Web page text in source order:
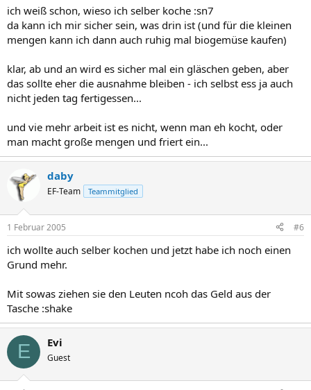
ich weiß schon, wieso ich selber koche :sn7
da kann ich mir sicher sein, was drin ist (und für die kleinen
mengen kann ich dann auch ruhig mal biogemüse kaufen)
klar, ab und an wird es sicher mal ein gläschen geben, aber
das sollte eher die ausnahme bleiben - ich selbst ess ja auch
nicht jeden tag fertigessen...
und vie mehr arbeit ist es nicht, wenn man eh kocht, oder
man macht große mengen und friert ein...
daby
EF-Team Teammitglied
1 Februar 2005 #6
ich wollte auch selber kochen und jetzt habe ich noch einen
Grund mehr.
Mit sowas ziehen sie den Leuten ncoh das Geld aus der
Tasche :shake
E Evi
Guest